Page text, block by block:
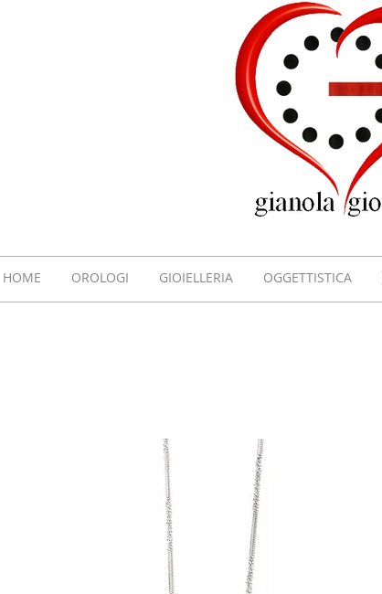
HOME OROLOGI GIOIELLERIA OGGETTISTICA